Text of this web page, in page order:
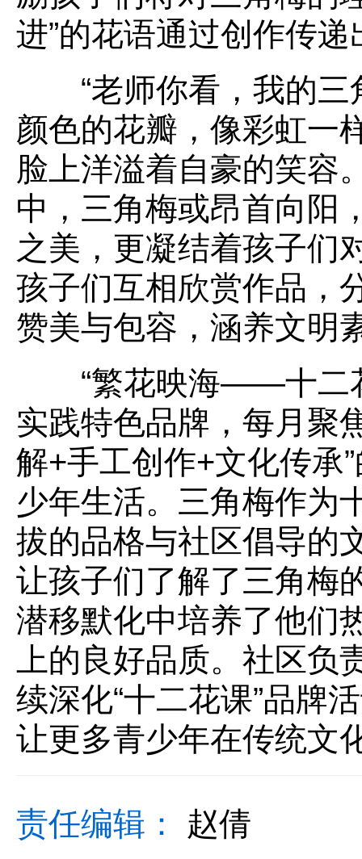
进”的花语通过创作传递
“老师你看，我的三
颜色的花瓣，像彩虹一
脸上洋溢着自豪的笑容
中，三角梅或昂首向阳
之美，更凝结着孩子们
孩子们互相欣赏作品，
赞美与包容，涵养文明
“繁花映海——十二花
实践特色品牌，每月聚
解+手工创作+文化传承
少年生活。三角梅作为
拔的品格与社区倡导的
让孩子们了解了三角梅
潜移默化中培养了他们
上的良好品质。社区
续深化“十二花课”品牌
让更多青少年在传统文
责任编辑： 赵倩